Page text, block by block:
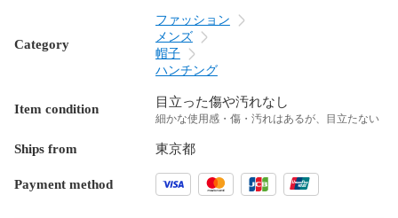
Category
ファッション
メンズ
帽子
ハンチング
Item condition 目立った傷や汚れなし
細かな使用感・傷・汚れはあるが、目立たない
Ships from 東京都
Payment method